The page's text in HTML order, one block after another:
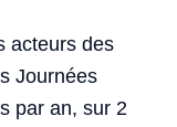
acteurs des
Journées
par an, sur 2